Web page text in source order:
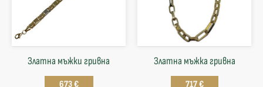
Златна мъжки гривна
673 €
Златна мъжка гривна
717 €